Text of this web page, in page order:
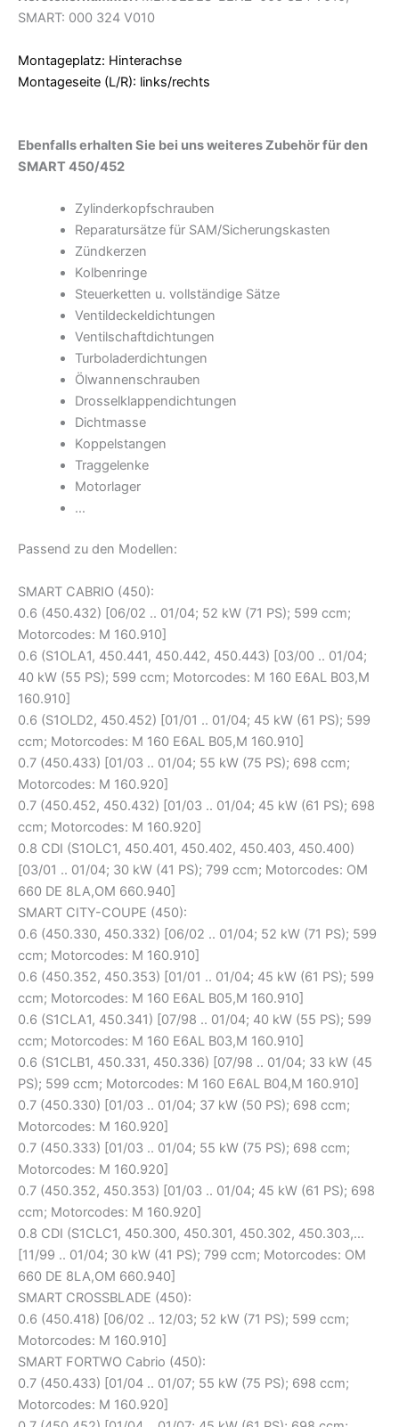
SMART: 000 324 V010
Montageplatz: Hinterachse
Montageseite (L/R): links/rechts
Ebenfalls erhalten Sie bei uns weiteres Zubehör für den
SMART 450/452
Zylinderkopfschrauben
Reparatursätze für SAM/Sicherungskasten
Zündkerzen
Kolbenringe
Steuerketten u. vollständige Sätze
Ventildeckeldichtungen
Ventilschaftdichtungen
Turboladerdichtungen
Ölwannenschrauben
Drosselklappendichtungen
Dichtmasse
Koppelstangen
Traggelenke
Motorlager
…
Passend zu den Modellen:
SMART CABRIO (450):
0.6 (450.432) [06/02 .. 01/04; 52 kW (71 PS); 599 ccm;
Motorcodes: M 160.910]
0.6 (S1OLA1, 450.441, 450.442, 450.443) [03/00 .. 01/04;
40 kW (55 PS); 599 ccm; Motorcodes: M 160 E6AL B03,M
160.910]
0.6 (S1OLD2, 450.452) [01/01 .. 01/04; 45 kW (61 PS); 599
ccm; Motorcodes: M 160 E6AL B05,M 160.910]
0.7 (450.433) [01/03 .. 01/04; 55 kW (75 PS); 698 ccm;
Motorcodes: M 160.920]
0.7 (450.452, 450.432) [01/03 .. 01/04; 45 kW (61 PS); 698
ccm; Motorcodes: M 160.920]
0.8 CDI (S1OLC1, 450.401, 450.402, 450.403, 450.400)
[03/01 .. 01/04; 30 kW (41 PS); 799 ccm; Motorcodes: OM
660 DE 8LA,OM 660.940]
SMART CITY-COUPE (450):
0.6 (450.330, 450.332) [06/02 .. 01/04; 52 kW (71 PS); 599
ccm; Motorcodes: M 160.910]
0.6 (450.352, 450.353) [01/01 .. 01/04; 45 kW (61 PS); 599
ccm; Motorcodes: M 160 E6AL B05,M 160.910]
0.6 (S1CLA1, 450.341) [07/98 .. 01/04; 40 kW (55 PS); 599
ccm; Motorcodes: M 160 E6AL B03,M 160.910]
0.6 (S1CLB1, 450.331, 450.336) [07/98 .. 01/04; 33 kW (45
PS); 599 ccm; Motorcodes: M 160 E6AL B04,M 160.910]
0.7 (450.330) [01/03 .. 01/04; 37 kW (50 PS); 698 ccm;
Motorcodes: M 160.920]
0.7 (450.333) [01/03 .. 01/04; 55 kW (75 PS); 698 ccm;
Motorcodes: M 160.920]
0.7 (450.352, 450.353) [01/03 .. 01/04; 45 kW (61 PS); 698
ccm; Motorcodes: M 160.920]
0.8 CDI (S1CLC1, 450.300, 450.301, 450.302, 450.303,…
[11/99 .. 01/04; 30 kW (41 PS); 799 ccm; Motorcodes: OM
660 DE 8LA,OM 660.940]
SMART CROSSBLADE (450):
0.6 (450.418) [06/02 .. 12/03; 52 kW (71 PS); 599 ccm;
Motorcodes: M 160.910]
SMART FORTWO Cabrio (450):
0.7 (450.433) [01/04 .. 01/07; 55 kW (75 PS); 698 ccm;
Motorcodes: M 160.920]